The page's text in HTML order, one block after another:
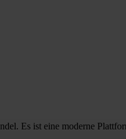
Es ist eine moderne